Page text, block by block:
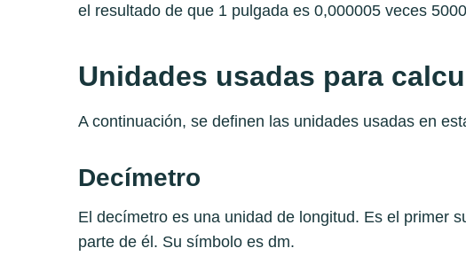
el resultado de que 1 pulgada es 0,000005 veces
Unidades usadas para
A continuación, se definen las unidades usadas en
Decímetro
El decímetro es una unidad de longitud. Es el primer
parte de él. Su símbolo es dm.